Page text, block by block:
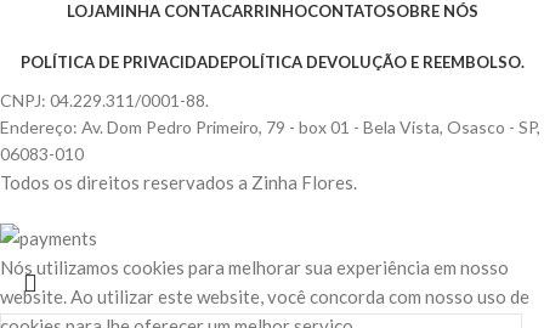
LOJAMINHA CONTACARRINHOCONTATOSOBRE NÓS
POLÍTICA DE PRIVACIDADEPOLÍTICA DEVOLUÇÃO E REEMBOLSO.
CNPJ: 04.229.311/0001-88.
Endereço: Av. Dom Pedro Primeiro, 79 - box 01 - Bela Vista, Osasco - SP,
06083-010
Todos os direitos reservados a Zinha Flores.
Nós utilizamos cookies para melhorar sua experiência em nosso
website. Ao utilizar este website, você concorda com nosso uso de